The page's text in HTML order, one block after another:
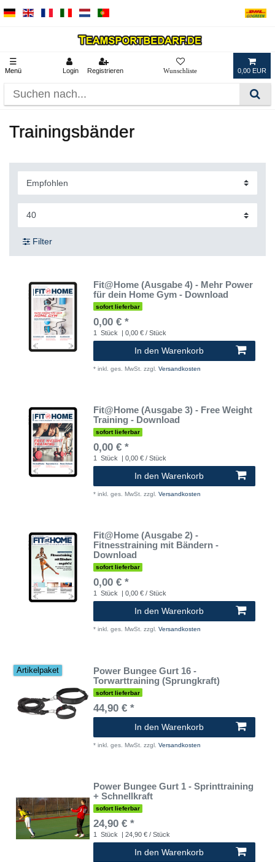
☰
Menü Login Registrieren 0,00 EUR
Trainingsbänder
Filter
Fit@Home (Ausgabe 4) - Mehr Power
für dein Home Gym - Download
sofort lieferbar
0,00 € *
1 Stück | 0,00 € / Stück
In den Warenkorb
* inkl. ges. MwSt. zzgl. Versandkosten
Fit@Home (Ausgabe 3) - Free Weight
Training - Download
sofort lieferbar
0,00 € *
1 Stück | 0,00 € / Stück
In den Warenkorb
* inkl. ges. MwSt. zzgl. Versandkosten
Fit@Home (Ausgabe 2) -
Fitnesstraining mit Bändern -
Download
sofort lieferbar
0,00 € *
1 Stück | 0,00 € / Stück
In den Warenkorb
* inkl. ges. MwSt. zzgl. Versandkosten
Artikelpaket
Power Bungee Gurt 16 -
Torwarttraining (Sprungkraft)
sofort lieferbar
44,90 € *
In den Warenkorb
* inkl. ges. MwSt. zzgl. Versandkosten
Power Bungee Gurt 1 - Sprinttraining
+ Schnellkraft
sofort lieferbar
24,90 € *
1 Stück | 24,90 € / Stück
In den Warenkorb